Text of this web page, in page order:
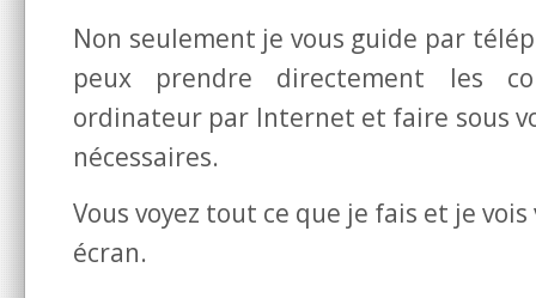
Non seulement je vous guide par
peux prendre directement les
ordinateur par Internet et faire sous
nécessaires.
Vous voyez tout ce que je fais et je
écran.